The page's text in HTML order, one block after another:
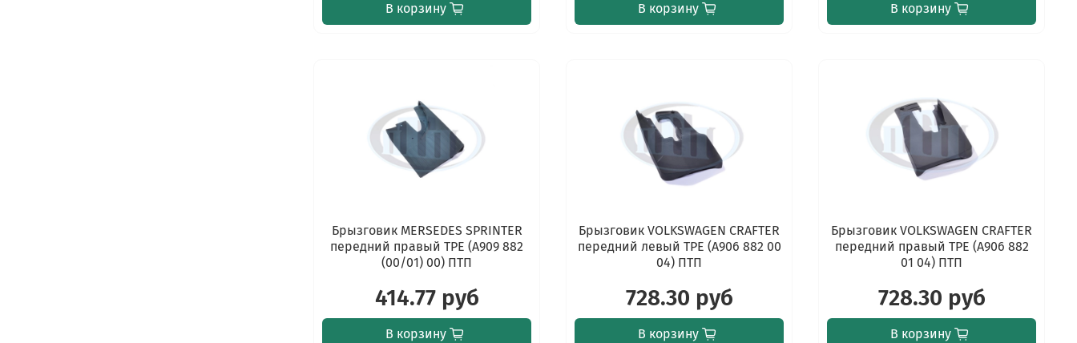
В корзину В корзину В корзину
Брызговик MERSEDES SPRINTER
передний правый TPE (A909 882
(00/01) 00) ПТП
414.77 руб
В корзину
Брызговик VOLKSWAGEN CRAFTER
передний левый TPE (A906 882 00
04) ПТП
728.30 руб
В корзину
Брызговик VOLKSWAGEN CRAFTER
передний правый TPE (A906 882
01 04) ПТП
728.30 руб
В корзину